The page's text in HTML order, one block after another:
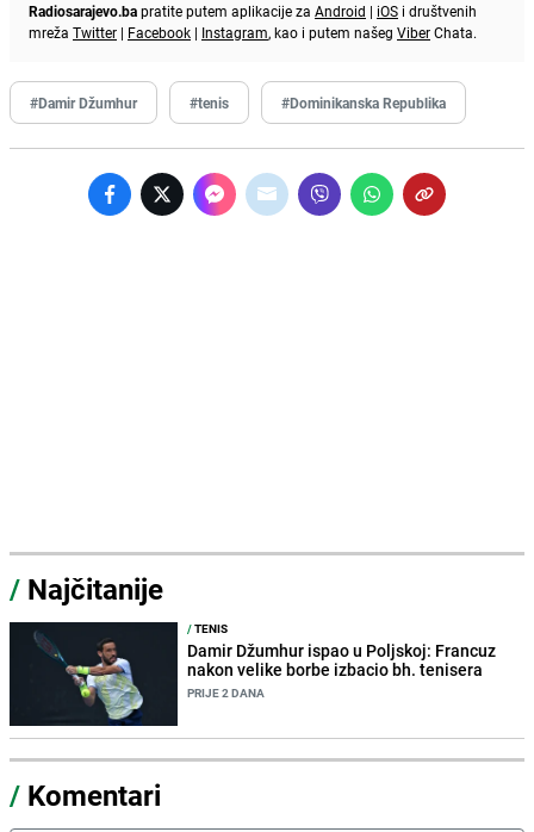
Radiosarajevo.bapratite putem aplikacije za Android | iOS i društvenih
mreža Twitter | Facebook | Instagram, kao i putem našeg ViberChata.
#Damir Džumhur #tenis #Dominikanska Republika
/ Najčitanije
/TENIS
Damir Džumhur ispao u Poljskoj: Francuz
nakon velike borbe izbacio bh. tenisera
PRIJE 2 DANA
/ Komentari